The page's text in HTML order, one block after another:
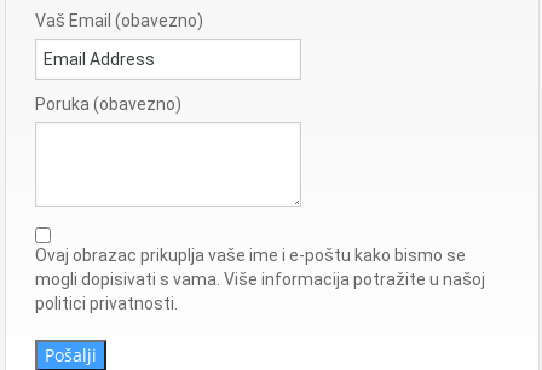
Vaš Email (obavezno)
Poruka (obavezno)
Ovaj obrazac prikuplja vaše ime i e-poštu kako bismo se
mogli dopisivati ​​s vama. Više informacija potražite u našoj
politici privatnosti.
Pošalji